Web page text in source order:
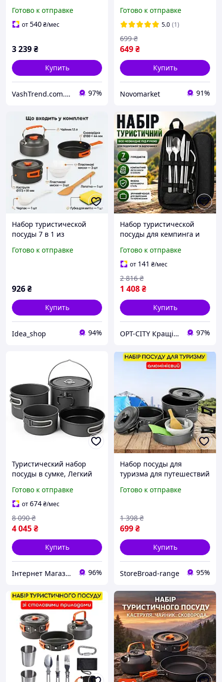
посуды для активного
отдыха AJ-43
Готово к отправке
от540₴/мес
3 239₴
Купить
VashTrend.com.ua - Рознично-оптовый интернет магазин! 97%
активного отдыха на 2-3
персоны
Готово к отправке
5.0 (1)
649₴
699 ₴
Купить
Novomarket 91%
Набор туристической
посуды 7 в 1 из
алюминия, походный
кастрюлями, сковород
Готово к отправке
926₴
Купить
Idea_shop 94%
Набор туристической
посуды для кемпинга и
сумке для пикника и
отдыха на природе Opt
City
Готово к отправке
от 141 ₴/мес
1 408₴
2 816 ₴
Купить
OPT-CITY Кращі ціни в інтернеті 97%
Туристический набор
посуды в сумке, Легкий
путешествий, Посуда для
природы CG-28
Готово к отправке
от674₴/мес
4 045₴
8 090 ₴
Купить
Інтернет Магазин "Tano" 96%
Набор посуды для
туризма для путешествий
Алюминиевый Походной
кемпинга Кастрюля
Сковорода
Готово к отправке
699₴
1 398 ₴
Купить
StoreBroad-range 95%